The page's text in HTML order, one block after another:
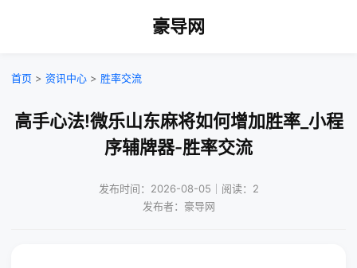
豪导网
首页 > 资讯中心 > 胜率交流
高手心法!微乐山东麻将如何增加胜率_小程
序辅牌器-胜率交流
发布时间：2026-08-05｜阅读：2
发布者：豪导网